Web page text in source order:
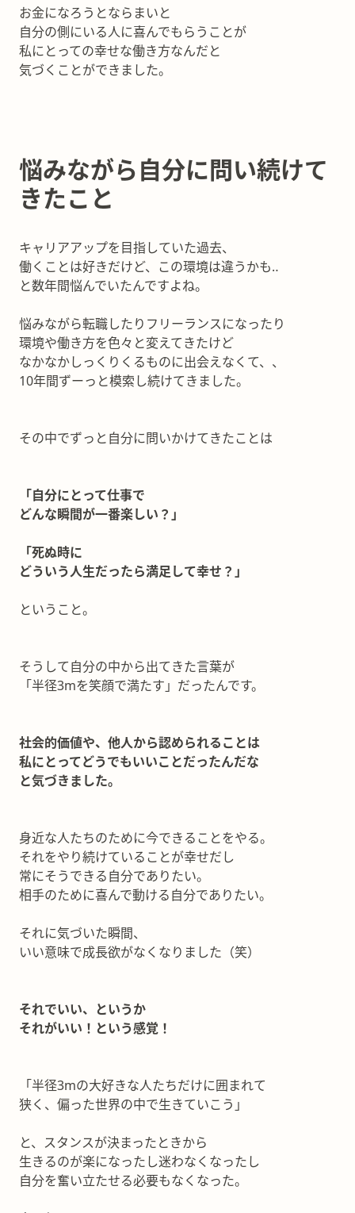
お金になろうとならまいと
自分の側にいる人に喜んでもらうことが
私にとっての幸せな働き方なんだと
気づくことができました。
悩みながら自分に問い続けて
きたこと
キャリアアップを目指していた過去、
働くことは好きだけど、この環境は違うかも‥
と数年間悩んでいたんですよね。
悩みながら転職したりフリーランスになったり
環境や働き方を色々と変えてきたけど
なかなかしっくりくるものに出会えなくて、、
10年間ずーっと模索し続けてきました。
その中でずっと自分に問いかけてきたことは
「自分にとって仕事で
どんな瞬間が一番楽しい？」
「死ぬ時に
どういう人生だったら満足して幸せ？」
ということ。
そうして自分の中から出てきた言葉が
「半径3mを笑顔で満たす」だったんです。
社会的価値や、他人から認められることは
私にとってどうでもいいことだったんだな
と気づきました。
身近な人たちのために今できることをやる。
それをやり続けていることが幸せだし
常にそうできる自分でありたい。
相手のために喜んで動ける自分でありたい。
それに気づいた瞬間、
いい意味で成長欲がなくなりました（笑）
それでいい、というか
それがいい！という感覚！
「半径3mの大好きな人たちだけに囲まれて
狭く、偏った世界の中で生きていこう」
と、スタンスが決まったときから
生きるのが楽になったし迷わなくなったし
自分を奮い立たせる必要もなくなった。